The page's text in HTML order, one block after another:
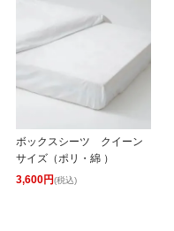
ボックスシーツ クイーン
サイズ（ポリ・綿 ）
3,600円(税込)